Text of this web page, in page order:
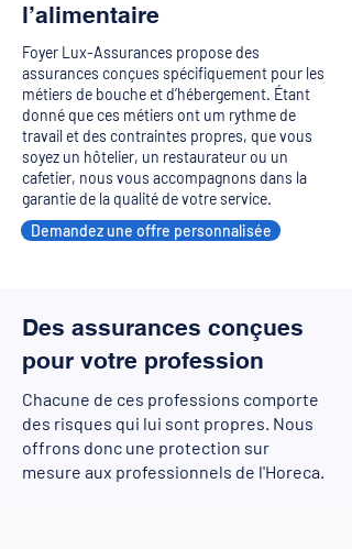
l’alimentaire
Foyer Lux-Assurances propose des
assurances conçues spécifiquement pour les
métiers de bouche et d’hébergement. Étant
donné que ces métiers ont um rythme de
travail et des contraintes propres, que vous
soyez un hôtelier, un restaurateur ou un
cafetier, nous vous accompagnons dans la
garantie de la qualité de votre service.
Demandez une offre personnalisée
Des assurances conçues
pour votre profession
Chacune de ces professions comporte
des risques qui lui sont propres. Nous
offrons donc une protection sur
mesure aux professionnels de l'Horeca.